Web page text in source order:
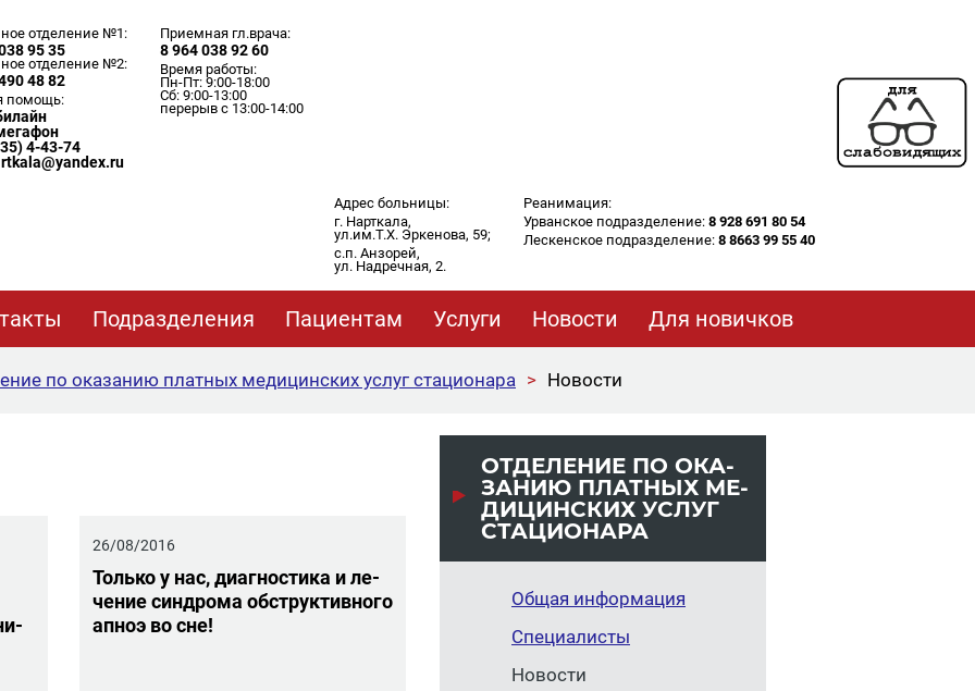
отделение №1:
95 35
отделение №2:
48 82
помощь:
4-43-74
Приемная гл.врача:
8 964 038 92 60
Время работы:
Пн-Пт: 9:00-18:00
Сб: 9:00-13:00
перерыв с 13:00-14:00
Адрес больницы:
г. Нарткала,
ул.им.Т.Х. Эркенова, 59;
с.п. Анзорей,
ул. Надречная, 2.
Реанимация:
Урванское подразделение: 8 928 691 80 54
Лескенское подразделение: 8 8663 99 55 40
Подразделения Пациентам Услуги Новости Для новичков
по оказанию платных медицинских услуг стационара > Новости
26/08/2016
Толь­ко у нас, ди­а­гно­сти­ка и ле­
че­ние син­дро­ма об­струк­тив­но­го
апноэ во сне!
ОТ­ДЕ­ЛЕ­НИЕ ПО ОКА­
ЗА­НИЮ ПЛАТ­НЫХ МЕ­
ДИ­ЦИН­СКИХ УСЛУГ
СТА­ЦИ­О­НА­РА
Общая информация
Специалисты
Новости